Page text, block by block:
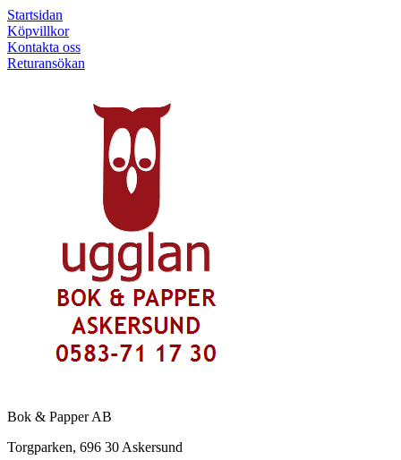
Startsidan
Köpvillkor
Kontakta oss
Returansökan
Bok & Papper AB
Torgparken, 696 30 Askersund